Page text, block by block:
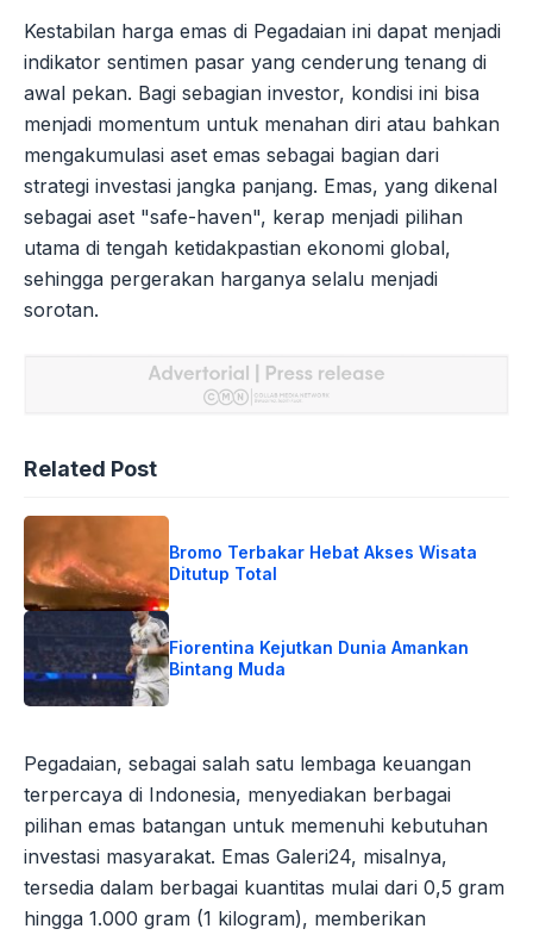
Kestabilan harga emas di Pegadaian ini dapat menjadi
indikator sentimen pasar yang cenderung tenang di
awal pekan. Bagi sebagian investor, kondisi ini bisa
menjadi momentum untuk menahan diri atau bahkan
mengakumulasi aset emas sebagai bagian dari
strategi investasi jangka panjang. Emas, yang dikenal
sebagai aset "safe-haven", kerap menjadi pilihan
utama di tengah ketidakpastian ekonomi global,
sehingga pergerakan harganya selalu menjadi
sorotan.
Related Post
Bromo Terbakar Hebat Akses Wisata
Ditutup Total
Fiorentina Kejutkan Dunia Amankan
Bintang Muda
Pegadaian, sebagai salah satu lembaga keuangan
terpercaya di Indonesia, menyediakan berbagai
pilihan emas batangan untuk memenuhi kebutuhan
investasi masyarakat. Emas Galeri24, misalnya,
tersedia dalam berbagai kuantitas mulai dari 0,5 gram
hingga 1.000 gram (1 kilogram), memberikan